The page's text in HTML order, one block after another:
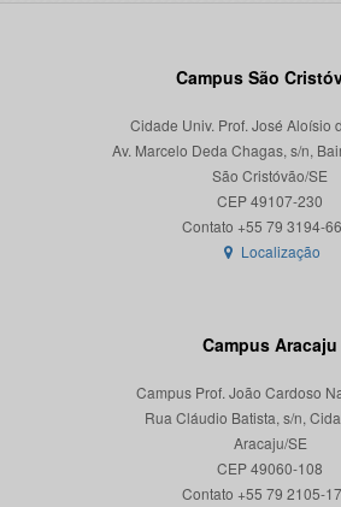
Campus São
Cidade Univ. Prof. José Aloísio
Av. Marcelo Deda Chagas, s/n,
São Cristóvão/SE
CEP 49107-230
Localização
Campus Aracaju
Campus Prof. João Cardoso
Rua Cláudio Batista, s/n,
Aracaju/SE
CEP 49060-108